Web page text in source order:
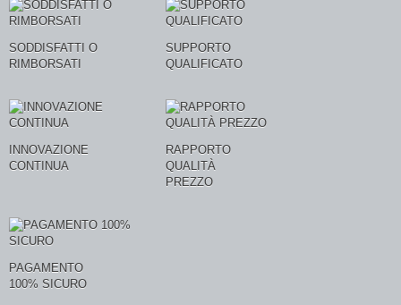
SODDISFATTI O
RIMBORSATI
SUPPORTO
QUALIFICATO
INNOVAZIONE
CONTINUA
RAPPORTO
QUALITÀ
PREZZO
PAGAMENTO
100% SICURO